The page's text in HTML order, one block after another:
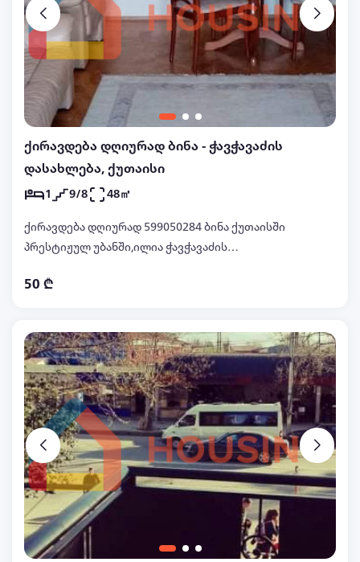
ქირავდება დღიურად ბინა - ჭავჭავაძის
დასახლება, ქუთაისი
1 9/8 48㎡
ქირავდება დღიურად 599050284 ბინა ქუთაისში
პრესტიჟულ უბანში,ილია ჭავჭავაძის
კეჩის ბაზარის მიმდებარედ, ბინაში არის სრული
wifi, ცხელი და ცივი წყალი.სამზარეულო და
საჭირო ინვენტარი,მაქსიმალური სტუმრის
ოდენობა 2.
50 ₾